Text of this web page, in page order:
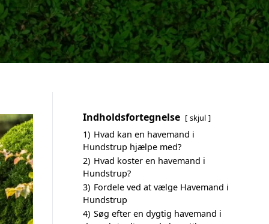
Indholdsfortegnelse skjul
1) Hvad kan en havemand i
Hundstrup hjælpe med?
2) Hvad koster en havemand i
Hundstrup?
3) Fordele ved at vælge Havemand i
Hundstrup
4) Søg efter en dygtig havemand i